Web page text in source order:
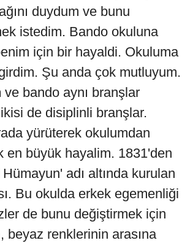
duydum ve bunu
istedim. Bando okuluna
için bir hayaldi. Okuluma
Şu anda çok mutluyum.
bando aynı branşlar
de disiplinli branşlar.
yürüterek okulumdan
en büyük hayalim. 1831'den
Hümayun' adı altında kurulan
Bu okulda erkek egemenliği
de bunu değiştirmek için
beyaz renklerinin arasına